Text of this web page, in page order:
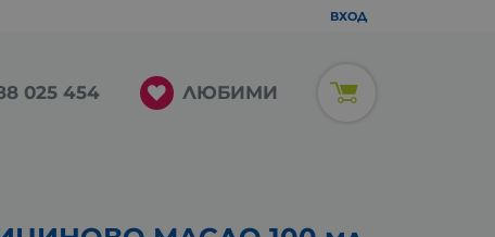
ВХОД
025 454 ЛЮБИМИ